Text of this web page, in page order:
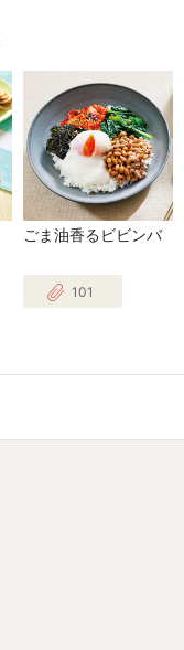
ごま油香るビビンバ
101